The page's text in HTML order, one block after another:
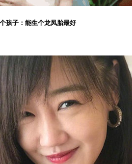
孩子：能生个龙凤胎最好